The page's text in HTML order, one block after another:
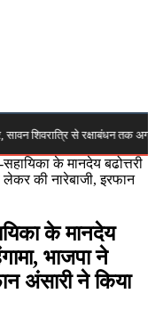
से रक्षाबंधन तक अगस्त में
के मानदेय बढोत्तरी
लेकर की नारेबाजी, इरफान
के मानदेय
भाजपा ने
अंसारी ने किया